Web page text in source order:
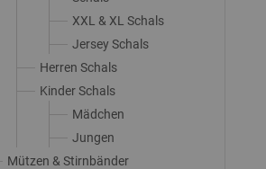
XXL & XL Schals
Jersey Schals
Herren Schals
Kinder Schals
Mädchen
Jungen
Mützen & Stirnbänder